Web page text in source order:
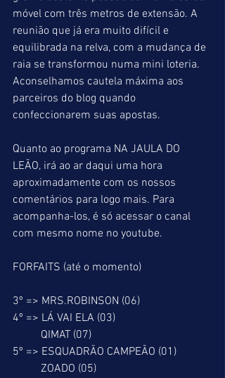
móvel com três metros de extensão. A
reunião que já era muito difícil e
equilibrada na relva, com a mudança de
raia se transformou numa mini loteria.
Aconselhamos cautela máxima aos
parceiros do blog quando
confeccionarem suas apostas.
Quanto ao programa NA JAULA DO
LEÃO, irá ao ar daqui uma hora
aproximadamente com os nossos
comentários para logo mais. Para
acompanha-los, é só acessar o canal
com mesmo nome no youtube.
FORFAITS (até o momento)
3º => MRS.ROBINSON (06)
4º => LÁ VAI ELA (03)
          QIMAT (07)
5º => ESQUADRÃO CAMPEÃO (01)
          ZOADO (05)